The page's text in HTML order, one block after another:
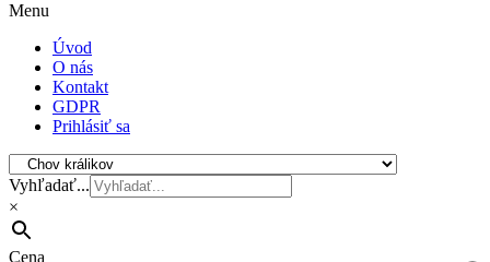
Menu
Úvod
O nás
Kontakt
GDPR
Prihlásiť sa
Vyhľadať...
×
Cena